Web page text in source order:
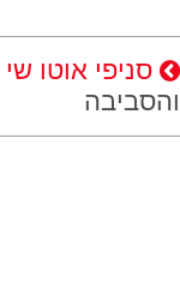
סניפי אוטו שי
והסביבה